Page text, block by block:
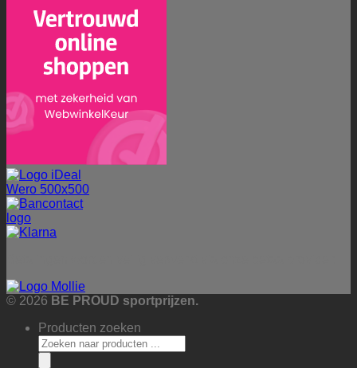
© 2026 BE PROUD sportprijzen.
Producten zoeken